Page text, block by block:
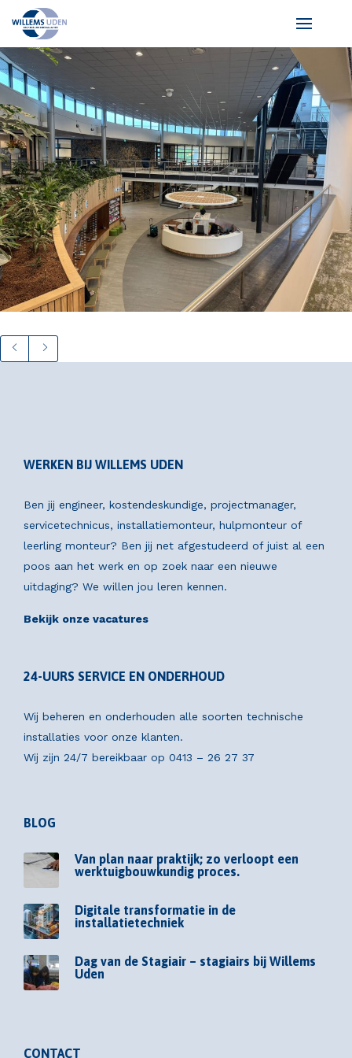
WERKEN BIJ WILLEMS UDEN
Ben jij engineer, kostendeskundige, projectmanager,
servicetechnicus, installatiemonteur, hulpmonteur of
leerling monteur? Ben jij net afgestudeerd of juist al een
poos aan het werk en op zoek naar een nieuwe
uitdaging? We willen jou leren kennen.
Bekijk onze vacatures
24-UURS SERVICE EN ONDERHOUD
Wij beheren en onderhouden alle soorten technische
installaties voor onze klanten.
Wij zijn 24/7 bereikbaar op 0413 – 26 27 37
BLOG
Van plan naar praktijk; zo verloopt een
werktuigbouwkundig proces.
Digitale transformatie in de
installatietechniek
Dag van de Stagiair – stagiairs bij Willems
Uden
CONTACT